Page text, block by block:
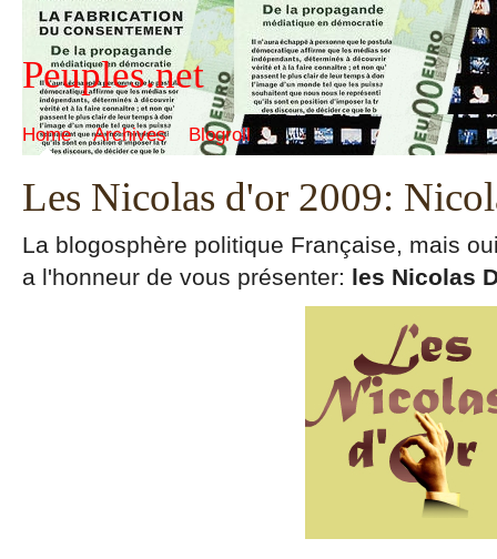
Peuples.net
Home Archives Blogroll
Les Nicolas d'or 2009:
La blogosphère politique Française, mais
a l'honneur de vous présenter: les Nicolas